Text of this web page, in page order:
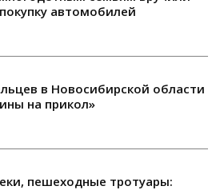
автомобилей
в Новосибирской области
на прикол»
пешеходные тротуары: